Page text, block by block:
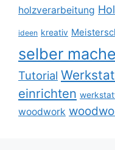
holzverarbeitung
ideen kreativ
selber
Tutorial
einrichten
woodwork